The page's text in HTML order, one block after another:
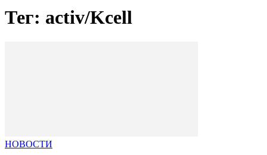
Тег: activ/Kcell
НОВОСТИ